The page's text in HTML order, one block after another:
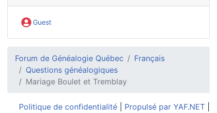
Guest
Forum de Généalogie Québec
Français
Questions généalogiques
Mariage Boulet et Tremblay
Politique de confidentialité Propulsé par YAF.NET